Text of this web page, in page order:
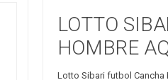
LOTTO
HOMBRE
Lotto Sibari futbol Cancha